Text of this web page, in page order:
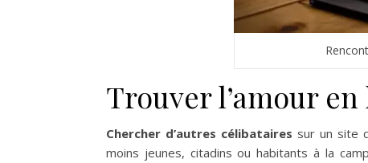
Trouver l’amour
Chercher d’autres célibataires sur un site
moins jeunes, citadins ou habitants à la